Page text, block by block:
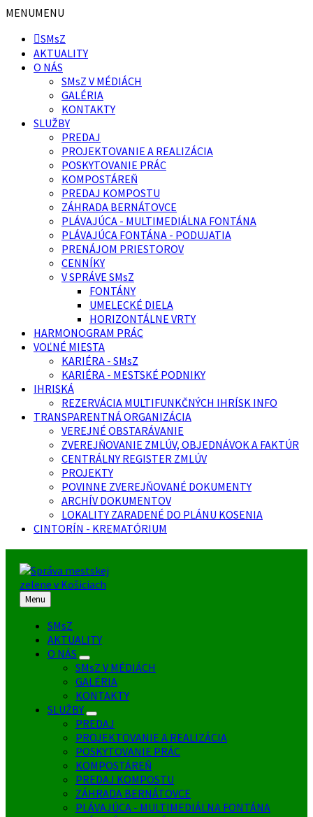
Preskočiť
obsah
Preskočiť
pätičku
MENUMENU
SMsZ
AKTUALITY
O NÁS
SMsZ V MÉDIÁCH
GALÉRIA
KONTAKTY
SLUŽBY
PREDAJ
PROJEKTOVANIE A REALIZÁCIA
POSKYTOVANIE PRÁC
KOMPOSTÁREŇ
PREDAJ KOMPOSTU
ZÁHRADA BERNÁTOVCE
PLÁVAJÚCA - MULTIMEDIÁLNA FONTÁNA
PLÁVAJÚCA FONTÁNA - PODUJATIA
PRENÁJOM PRIESTOROV
CENNÍKY
V SPRÁVE SMsZ
FONTÁNY
UMELECKÉ DIELA
HORIZONTÁLNE VRTY
HARMONOGRAM PRÁC
VOĽNÉ MIESTA
KARIÉRA - SMsZ
KARIÉRA - MESTSKÉ PODNIKY
IHRISKÁ
REZERVÁCIA MULTIFUNKČNÝCH IHRÍSK INFO
TRANSPARENTNÁ ORGANIZÁCIA
VEREJNÉ OBSTARÁVANIE
ZVEREJŇOVANIE ZMLÚV, OBJEDNÁVOK A FAKTÚR
CENTRÁLNY REGISTER ZMLÚV
PROJEKTY
POVINNE ZVEREJŇOVANÉ DOKUMENTY
ARCHÍV DOKUMENTOV
LOKALITY ZARADENÉ DO PLÁNU KOSENIA
CINTORÍN - KREMATÓRIUM
Menu
SMsZ
AKTUALITY
O NÁS
SMsZ V MÉDIÁCH
GALÉRIA
KONTAKTY
SLUŽBY
PREDAJ
PROJEKTOVANIE A REALIZÁCIA
POSKYTOVANIE PRÁC
KOMPOSTÁREŇ
PREDAJ KOMPOSTU
ZÁHRADA BERNÁTOVCE
PLÁVAJÚCA - MULTIMEDIÁLNA FONTÁNA